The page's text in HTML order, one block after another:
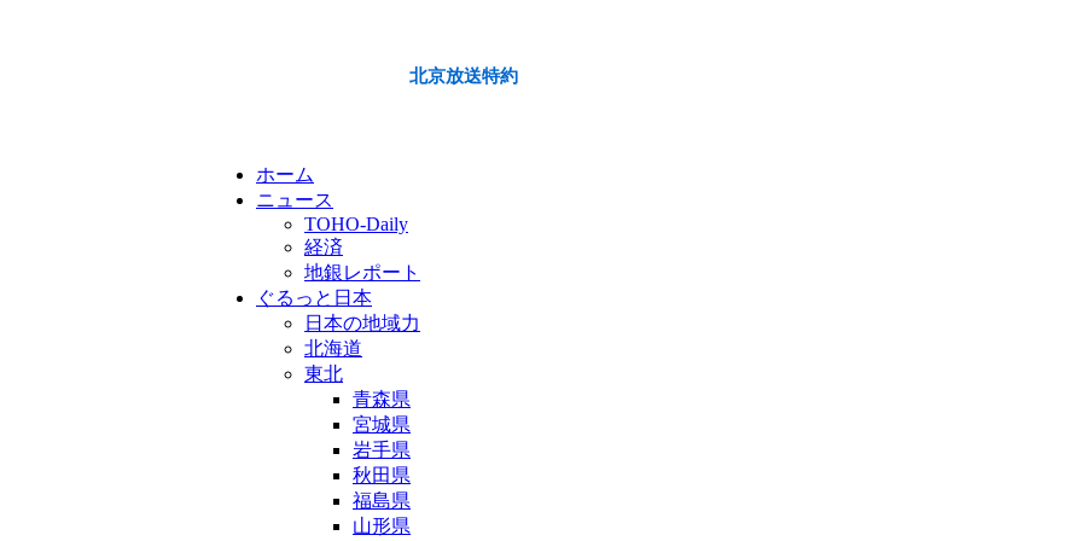
北京放送特約
ホーム
ニュース
TOHO-Daily
経済
地銀レポート
ぐるっと日本
日本の地域力
北海道
東北
青森県
宮城県
岩手県
秋田県
福島県
山形県